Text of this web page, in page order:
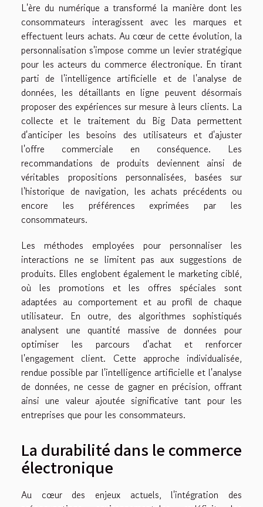
L'ère du numérique a transformé la manière dont les
consommateurs interagissent avec les marques et
effectuent leurs achats. Au cœur de cette évolution, la
personnalisation s'impose comme un levier stratégique
pour les acteurs du commerce électronique. En tirant
parti de l'intelligence artificielle et de l'analyse de
données, les détaillants en ligne peuvent désormais
proposer des expériences sur mesure à leurs clients. La
collecte et le traitement du Big Data permettent
d'anticiper les besoins des utilisateurs et d'ajuster
l'offre commerciale en conséquence. Les
recommandations de produits deviennent ainsi de
véritables propositions personnalisées, basées sur
l'historique de navigation, les achats précédents ou
encore les préférences exprimées par les
consommateurs.
Les méthodes employées pour personnaliser les
interactions ne se limitent pas aux suggestions de
produits. Elles englobent également le marketing ciblé,
où les promotions et les offres spéciales sont
adaptées au comportement et au profil de chaque
utilisateur. En outre, des algorithmes sophistiqués
analysent une quantité massive de données pour
optimiser les parcours d'achat et renforcer
l'engagement client. Cette approche individualisée,
rendue possible par l'intelligence artificielle et l'analyse
de données, ne cesse de gagner en précision, offrant
ainsi une valeur ajoutée significative tant pour les
entreprises que pour les consommateurs.
La durabilité dans le commerce
électronique
Au cœur des enjeux actuels, l'intégration des